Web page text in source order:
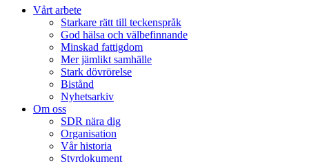
Vårt arbete
Starkare rätt till teckenspråk
God hälsa och välbefinnande
Minskad fattigdom
Mer jämlikt samhälle
Stark dövrörelse
Bistånd
Nyhetsarkiv
Om oss
SDR nära dig
Organisation
Vår historia
Styrdokument